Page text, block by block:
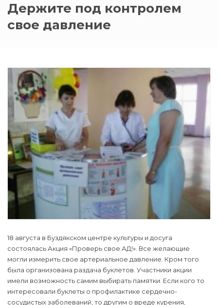
Держите под контролем
свое давление
18 августа в Буздякском центре культуры и досуга
состоялась Акция «Проверь свое АД!». Все желающие
могли измерить свое артериальное давление. Кром того
была организована раздача буклетов. Участники акции
имели возможность самим выбирать памятки. Если кого то
интересовали буклеты о профилактике сердечно-
сосудистых заболеваний, то другим о вреде курения,